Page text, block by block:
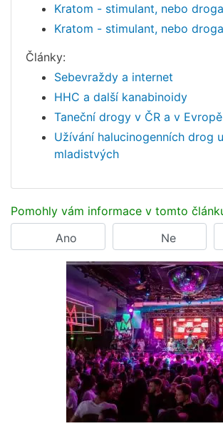
Kratom - stimulant, nebo droga
Kratom - stimulant, nebo
Články:
Sebevraždy a internet
HHC a další kanabinoidy
Taneční drogy v ČR a v Evropě
Užívání halucinogenních drog
mladistvých
Pomohly vám informace v tomto
Ano
Ne